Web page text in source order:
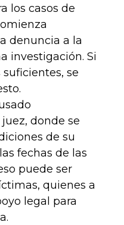
los casos de
denuncia a la
investigación. Si
se
donde se
de su
fechas de las
puede ser
quienes a
legal para